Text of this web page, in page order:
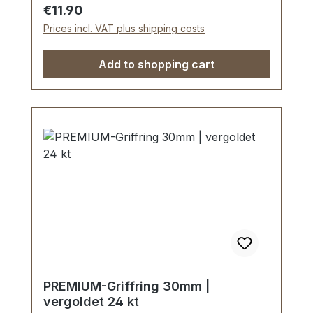
Handgalvanisiert.Sehr stabil, bestens
geeignet für Taschen, Reisetaschen,
Weekender.Durchlassweite: 30 mm,
Durchlasshöhe: ca. 8 mm.Lieferumfang:1
Stück Schiebeschnalle
Regular price:
€11.90
Prices incl. VAT plus shipping costs
Add to shopping cart
PREMIUM-Griffring 30mm |
vergoldet 24 kt